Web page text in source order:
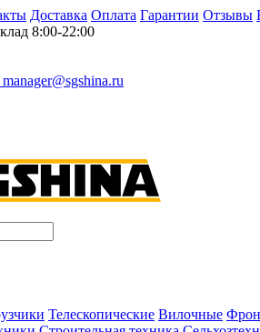
Доставка Оплата Гарантии Отзывы
8:00-22:00
manager@sgshina.ru
Телескопические Вилочные